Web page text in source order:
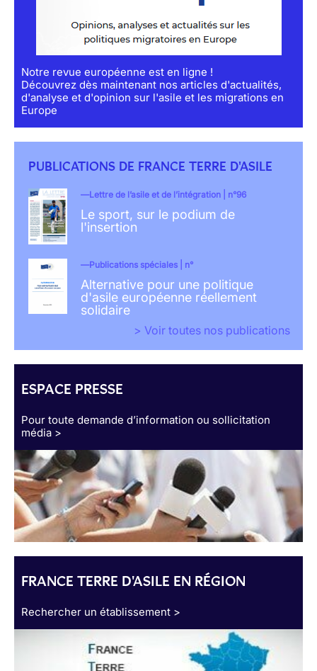
Notre revue européenne est en ligne !
Découvrez dès maintenant nos articles d'actualités,
d'analyse et d'opinion sur l'asile et les migrations en
Europe
PUBLICATIONS DE FRANCE TERRE D'ASILE
Lettre de l’asile et de l’intégration | n°96
Le sport, sur le podium de
l'insertion
Publications spéciales | n°
Alternative pour une politique
d'asile européenne réellement
solidaire
> Voir toutes nos publications
ESPACE PRESSE
Pour toute demande d’information ou sollicitation
média >
FRANCE TERRE D'ASILE EN RÉGION
Rechercher un établissement >